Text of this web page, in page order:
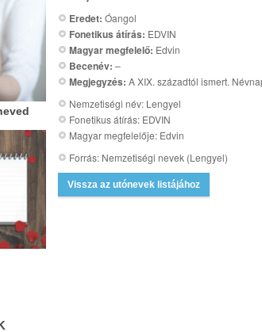
Eredet: Óangol
Fonetikus átírás: EDVIN
Magyar megfelelő: Edvin
Becenév: –
Megjegyzés: A XIX. századtól ismert.
Nemzetiségi név: Lengyel
Fonetikus átírás: EDVIN
Magyar megfelelője: Edvin
Forrás: Nemzetiségi nevek (Lengyel)
Vissza az utónevek listájához